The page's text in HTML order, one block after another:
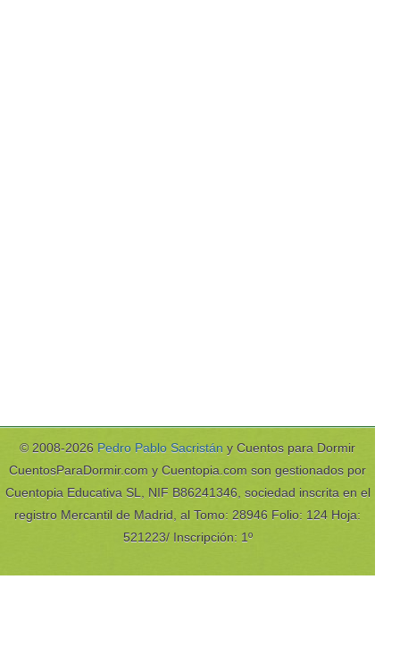
© 2008-2026 Pedro Pablo Sacristán y Cuentos para Dormir
CuentosParaDormir.com y Cuentopia.com son gestionados por
Cuentopia Educativa SL, NIF B86241346, sociedad inscrita en el
registro Mercantil de Madrid, al Tomo: 28946 Folio: 124 Hoja:
521223/ Inscripción: 1º